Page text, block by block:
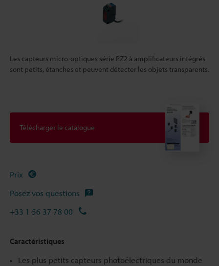
Les capteurs micro-optiques série PZ2 à amplificateurs intégrés
sont petits, étanches et peuvent détecter les objets transparents.
Télécharger le catalogue
Prix
Posez vos questions
+33 1 56 37 78 00
Caractéristiques
Les plus petits capteurs photoélectriques du monde